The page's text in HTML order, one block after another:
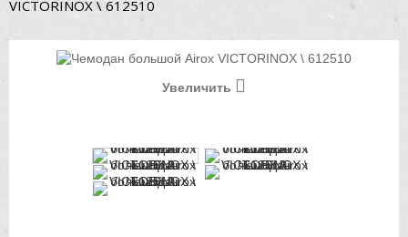
VICTORINOX \ 612510
Увеличить